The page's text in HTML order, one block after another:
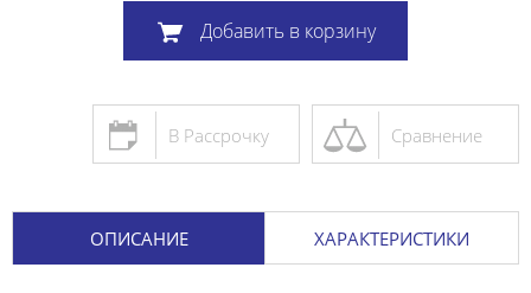
Добавить в корзину
Сравнение
В Рассрочку
ОПИСАНИЕ ХАРАКТЕРИСТИКИ